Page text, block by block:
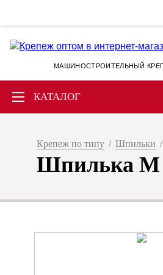
МАШИНОСТРОИТЕЛЬНЫЙ
КАТАЛОГ
Крепеж по типу / Шпильки /
Шпилька М